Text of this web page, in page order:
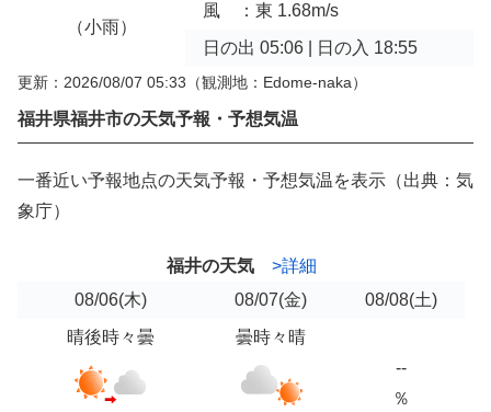
（小雨）
風 ：東 1.68m/s
日の出 05:06 | 日の入 18:55
更新：2026/08/07 05:33 （観測地：Edome-naka）
福井県福井市の天気予報・予想気温
一番近い予報地点の天気予報・予想気温を表示（出典：気
象庁）
福井の天気
>詳細
08/06(木) 08/07(金) 08/08(土)
晴後時々曇
曇時々晴
--
％